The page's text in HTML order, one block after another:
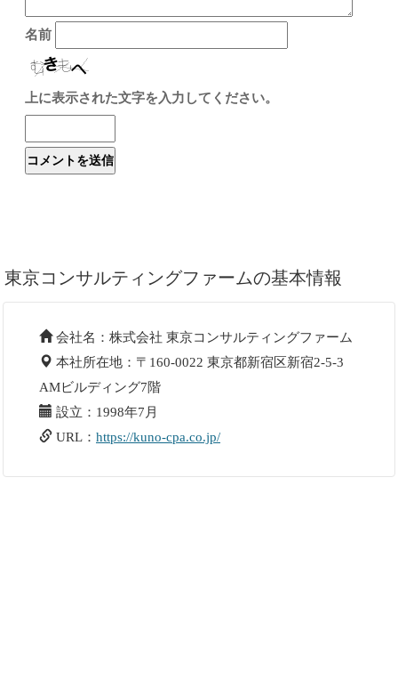
名前
上に表示された文字を入力してください。
東京コンサルティングファームの基本情報
会社名：株式会社 東京コンサルティングファーム
本社所在地：〒160-0022 東京都新宿区新宿2-5-3
AMビルディング7階
設立：1998年7月
URL： https://kuno-cpa.co.jp/